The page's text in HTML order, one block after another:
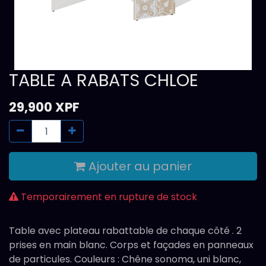
TABLE A RABATS CHLOE
29,900XPF
Ajouter au panier
Temporairement en rupture de stock
Table avec plateau rabattable de chaque côté . 2
prises en main blanc. Corps et façades en panneaux
de particules. Couleurs : Chêne sonoma, uni blanc,